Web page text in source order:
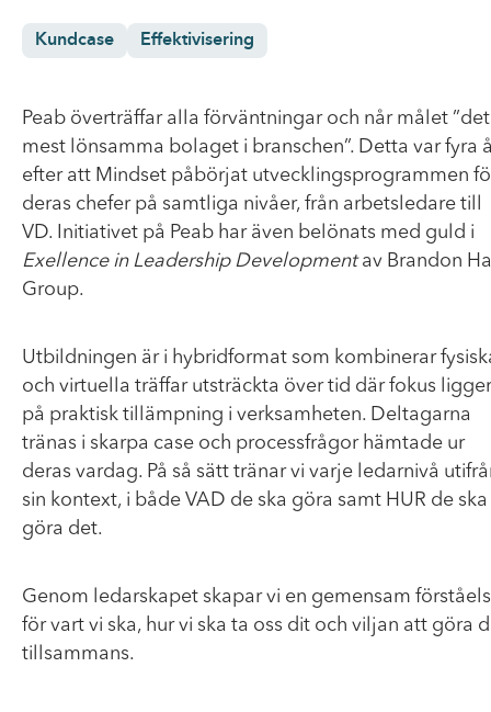
Kundcase Effektivisering
Peab överträffar alla förväntningar och når målet ”det
mest lönsamma bolaget i branschen”. Detta var fyra
efter att Mindset påbörjat utvecklingsprogrammen
deras chefer på samtliga nivåer, från arbetsledare till
VD. Initiativet på Peab har även belönats med guld i
Exellence in Leadership Developmentav Brandon
Group.
Utbildningen är i hybridformat som kombinerar
och virtuella träffar utsträckta över tid där fokus ligger
på praktisk tillämpning i verksamheten. Deltagarna
tränas i skarpa case och processfrågor hämtade ur
deras vardag. På så sätt tränar vi varje ledarnivå
sin kontext, i både VAD de ska göra samt HUR de ska
göra det.
Genom ledarskapet skapar vi en gemensam
för vart vi ska, hur vi ska ta oss dit och viljan att göra
tillsammans.